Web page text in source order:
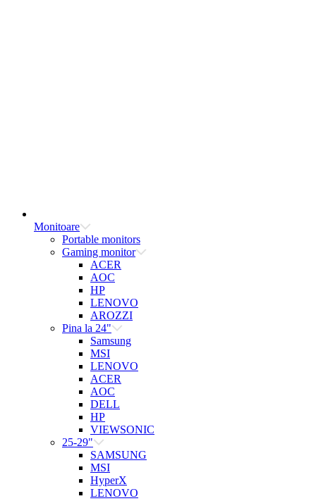
Monitoare
Portable monitors
Gaming monitor
ACER
AOC
HP
LENOVO
AROZZI
Pina la 24"
Samsung
MSI
LENOVO
ACER
AOC
DELL
HP
VIEWSONIC
25-29"
SAMSUNG
MSI
HyperX
LENOVO